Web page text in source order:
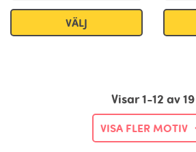
VÄLJ
Visar 1-12 av 19
VISA FLER MOTIV